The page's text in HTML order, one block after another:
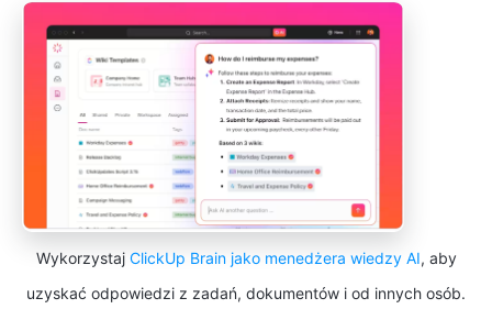
Wykorzystaj ClickUp Brain jako menedżera wiedzy AI, aby
uzyskać odpowiedzi z zadań, dokumentów i od innych osób.